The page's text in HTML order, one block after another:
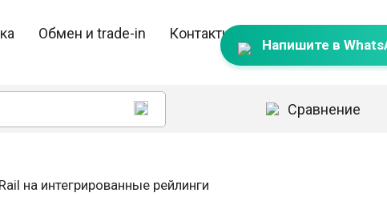
Обмен и trade-in Контакты
Напишите в
Сравнение
на интегрированные рейлинги